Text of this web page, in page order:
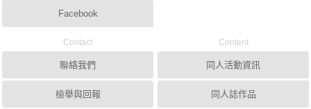
Facebook
Contact
聯絡我們
檢舉與回報
Content
同人活動資訊
同人誌作品